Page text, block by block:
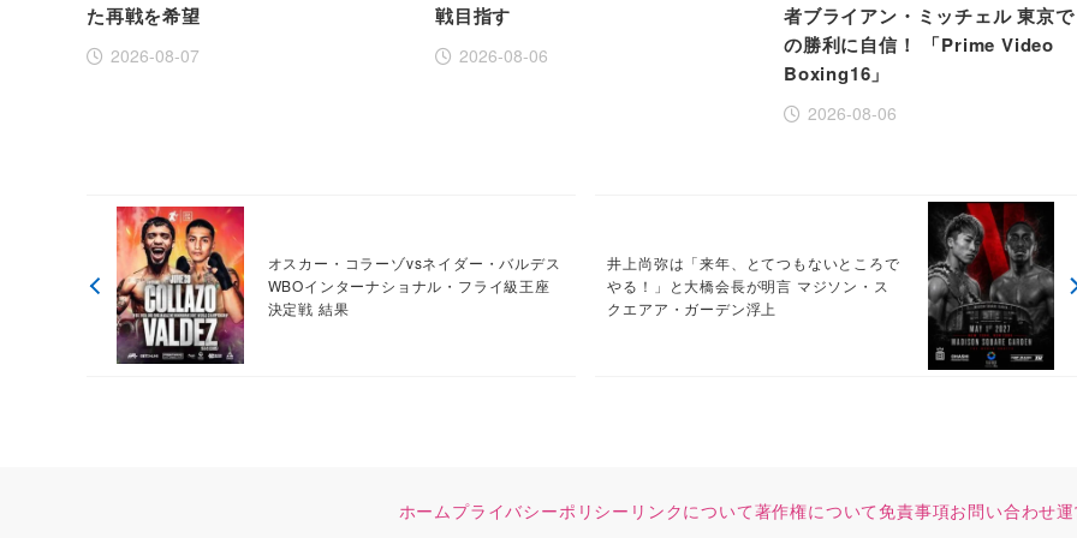
た再戦を希望
2026-08-07
戦目指す
2026-08-06
者ブライアン・ミッチェル 東京で
の勝利に自信！ 「Prime Video
Boxing16」
2026-08-06
オスカー・コラーゾvsネイダー・バルデス
WBOインターナショナル・フライ級王座
決定戦 結果
井上尚弥は「来年、とてつもないところで
やる！」と大橋会長が明言 マジソン・ス
クエアア・ガーデン浮上
ホーム プライバシーポリシー リンクについて著作権について免責事項お問い合わせ